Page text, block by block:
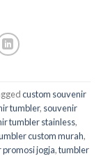
custom souvenir
tumbler, souvenir
tumbler stainless,
custom murah,
promosi jogja,tumbler